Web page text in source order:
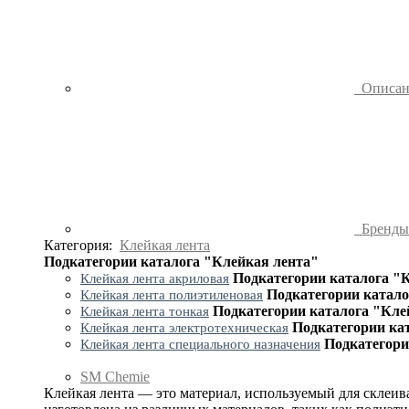
Бренды
Категория: Клейкая лента
Подкатегории каталога "Клейкая лента"
Клейкая лента акриловая Подкатегории каталога
Клейкая лента полиэтиленовая Подкатегории
Клейкая лента тонкая Подкатегории каталога
Клейкая лента электротехническая Подкатегории
Клейкая лента специального назначения
SM Chemie
Клейкая лента — это материал, используемый для